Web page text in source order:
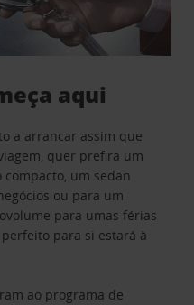
aqui
a arrancar assim que
quer prefira um
um sedan
ou para um
para umas férias
para si estará à
ao programa de